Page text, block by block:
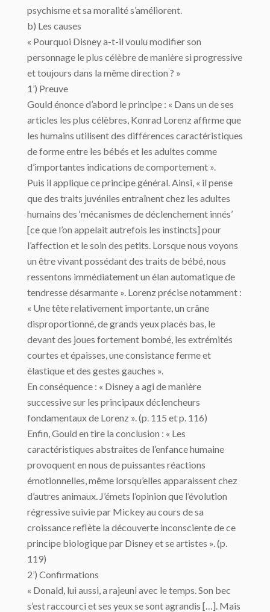
psychisme et sa moralité s’améliorent.
b) Les causes
« Pourquoi Disney a-t-il voulu modifier son
personnage le plus célèbre de manière si progressive
et toujours dans la même direction ? »
1’) Preuve
Gould énonce d’abord le principe : « Dans un de ses
articles les plus célèbres, Konrad Lorenz affirme que
les humains utilisent des différences caractéristiques
de forme entre les bébés et les adultes comme
d’importantes indications de comportement ».
Puis il applique ce principe général. Ainsi, « il pense
que des traits juvéniles entraînent chez les adultes
humains des ‘mécanismes de déclenchement innés’
[ce que l’on appelait autrefois les instincts] pour
l’affection et le soin des petits. Lorsque nous voyons
un être vivant possédant des traits de bébé, nous
ressentons immédiatement un élan automatique de
tendresse désarmante ». Lorenz précise notamment :
« Une tête relativement importante, un crâne
disproportionné, de grands yeux placés bas, le
devant des joues fortement bombé, les extrémités
courtes et épaisses, une consistance ferme et
élastique et des gestes gauches ».
En conséquence : « Disney a agi de manière
successive sur les principaux déclencheurs
fondamentaux de Lorenz ». (p. 115 et p. 116)
Enfin, Gould en tire la conclusion : « Les
caractéristiques abstraites de l’enfance humaine
provoquent en nous de puissantes réactions
émotionnelles, même lorsqu’elles apparaissent chez
d’autres animaux. J’émets l’opinion que l’évolution
régressive suivie par Mickey au cours de sa
croissance reflète la découverte inconsciente de ce
principe biologique par Disney et se artistes ». (p.
119)
2’) Confirmations
« Donald, lui aussi, a rajeuni avec le temps. Son bec
s’est raccourci et ses yeux se sont agrandis […]. Mais